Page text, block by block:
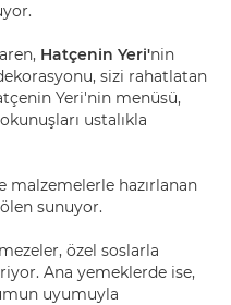
Hatçenin Yeri'nin
sizi rahatlatan
Yeri'nin menüsü,
ustalıkla
malzemelerle hazırlanan
sunuyor.
özel soslarla
Ana yemeklerde ise,
uyumuyla